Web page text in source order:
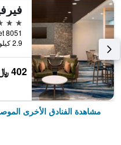
3 نجوم
2.9 كيلومتر عن وسط المدينة
402 ﷼
مشاهدة الفنادق الأخرى